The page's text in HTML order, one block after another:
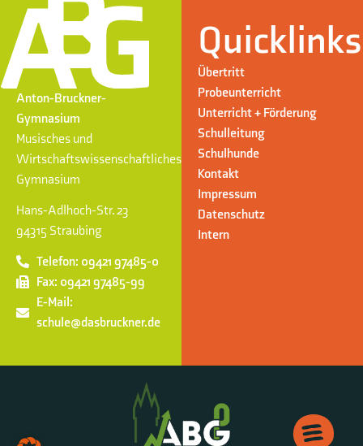
Anton-Bruckner-
Gymnasium
Musisches und
Wirtschaftswissenschaftliches
Gymnasium
Hans-Adlhoch-Str. 23
94315 Straubing
Telefon: 09421 97485-0
Fax: 09421 97485-99
E-Mail:
schule@dasbruckner.de
Quicklinks
Übertritt
Probeunterricht
Unterricht + Förderung
Schulleitung
Schulhunde
Kontakt
Impressum
Datenschutz
Intern